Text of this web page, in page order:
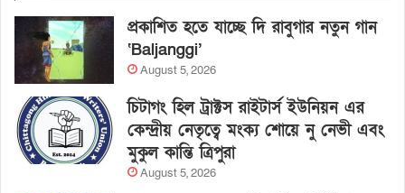
প্রকাশিত হতে যাচ্ছে দি রাবুগার নতুন গান
‘Baljanggi’
August 5, 2026
চিটাগং হিল ট্রাক্টস রাইটার্স ইউনিয়ন এর
কেন্দ্রীয় নেতৃত্বে মংক্য শোয়ে নু নেভী এবং
মুকুল কান্তি ত্রিপুরা
August 5, 2026